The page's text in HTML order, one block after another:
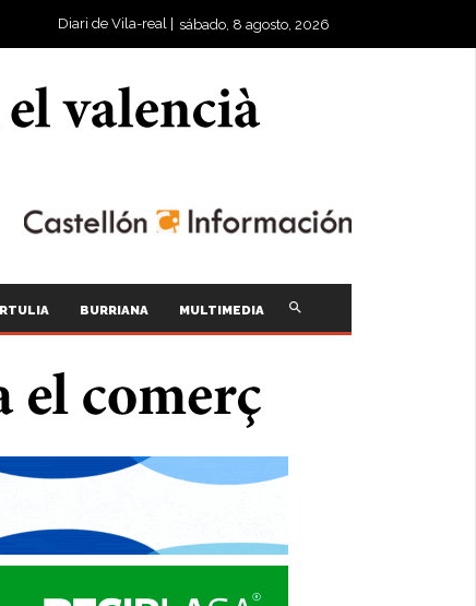
Diari de Vila-real | sábado, 8 agosto, 2026
BURRIANA MULTIMEDIA